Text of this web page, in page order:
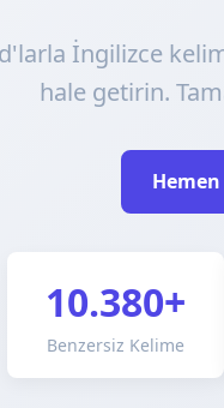
İngilizce
hale getirin.
10.380+
Benzersiz Kelime